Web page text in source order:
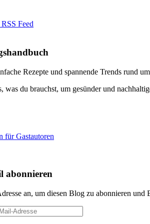
Feed
Rezepte und spannende Trends rund
was du brauchst, um gesünder und
für Gastautoren
abonnieren
an, um diesen Blog zu abonnieren